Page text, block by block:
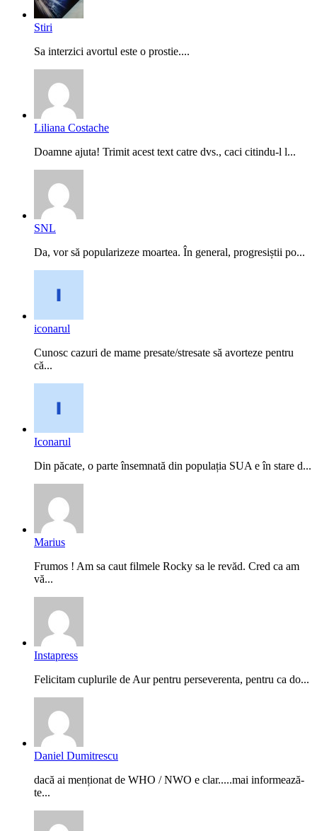
Stiri
Sa interzici avortul este o prostie....
Liliana Costache
Doamne ajuta! Trimit acest text catre dvs., caci citindu-l l...
SNL
Da, vor să popularizeze moartea. În general, progresiștii po...
iconarul
Cunosc cazuri de mame presate/stresate să avorteze pentru
că...
Iconarul
Din păcate, o parte însemnată din populația SUA e în stare d...
Marius
Frumos ! Am sa caut filmele Rocky sa le revăd. Cred ca am
vă...
Instapress
Felicitam cuplurile de Aur pentru perseverenta, pentru ca do...
Daniel Dumitrescu
dacă ai menționat de WHO / NWO e clar.....mai informează-
te...